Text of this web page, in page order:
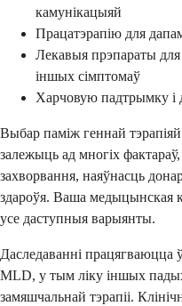
камунікацыяй
Працатэрапію для
Лекавыя прэпараты
іншых сімптомаў
Харчовую падтрымку і
Выбар паміж геннай
залежыць ад многіх
захворвання, наяўнасць
здароўя. Ваша медыцынская
усе даступныя варыянты.
Даследаванні працягваюцца
MLD, у тым ліку іншых
замяшчальнай тэрапіі.